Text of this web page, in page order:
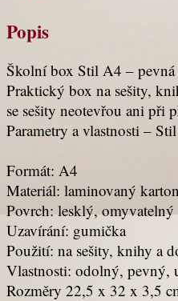
Popis
Školní box Stil A4 – pevná
Praktický box na sešity,
se sešity neotevřou ani při
Parametry a vlastnosti –
Formát: A4
Materiál: laminovaný karton
Povrch: lesklý, omyvatelný
Uzavírání: gumička
Použití: na sešity, knihy a
Vlastnosti: odolný, pevný,
Rozměry 22,5 x 32 x 3,5